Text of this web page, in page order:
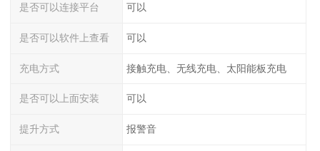
是否可以连接平台 可以
是否可以软件上查看 可以
充电方式 接触充电、无线充电、太阳能板充电
是否可以上面安装 可以
提升方式 报警音